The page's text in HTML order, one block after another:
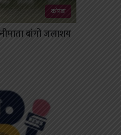
कोरबा
बांगो जलाशय